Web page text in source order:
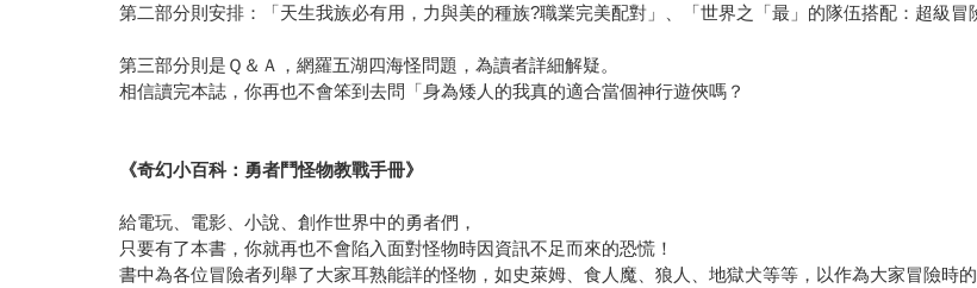
第二部分則安排：「天生我族必有用，力與美的種族?職業完美配對」、「世界之「最」的隊伍搭配：超級冒
第三部分則是Ｑ＆Ａ，網羅五湖四海怪問題，為讀者詳細解疑。
相信讀完本誌，你再也不會笨到去問「身為矮人的我真的適合當個神行遊俠嗎？
《奇幻小百科：勇者鬥怪物教戰手冊》
給電玩、電影、小說、創作世界中的勇者們，
只要有了本書，你就再也不會陷入面對怪物時因資訊不足而來的恐慌！
書中為各位冒險者列舉了大家耳熟能詳的怪物，如史萊姆、食人魔、狼人、地獄犬等等，以作為大家冒險時的